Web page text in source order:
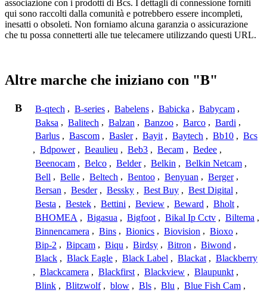
associazione con i prodotti di Bcs. I dettagli di connessione forniti
qui sono raccolti dalla comunità e potrebbero essere incompleti,
inesatti o obsoleti. Non forniamo alcuna garanzia o assicurazione
che tu possa connetterti alle tue telecamere utilizzando questi URL.
Altre marche che iniziano con "B"
B B-qtech , B-series , Babelens , Babicka , Babycam ,
Baksa , Balitech , Balzan , Banzoo , Barco , Bardi ,
Barlus , Bascom , Basler , Bayit , Baytech , Bb10 , Bcs
, Bdpower , Beaulieu , Beb3 , Becam , Bedee ,
Beenocam , Belco , Belder , Belkin , Belkin Netcam ,
Bell , Belle , Beltech , Bentoo , Benyuan , Berger ,
Bersan , Besder , Bessky , Best Buy , Best Digital ,
Besta , Bestek , Bettini , Beview , Beward , Bholt ,
BHOMEA , Bigasua , Bigfoot , Bikal Ip Cctv , Biltema ,
Binnencamera , Bins , Bionics , Biovision , Bioxo ,
Bip-2 , Bipcam , Biqu , Birdsy , Bitron , Biwond ,
Black , Black Eagle , Black Label , Blackat , Blackberry
, Blackcamera , Blackfirst , Blackview , Blaupunkt ,
Blink , Blitzwolf , blow , Bls , Blu , Blue Fish Cam ,